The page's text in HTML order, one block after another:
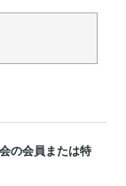
の会員または特